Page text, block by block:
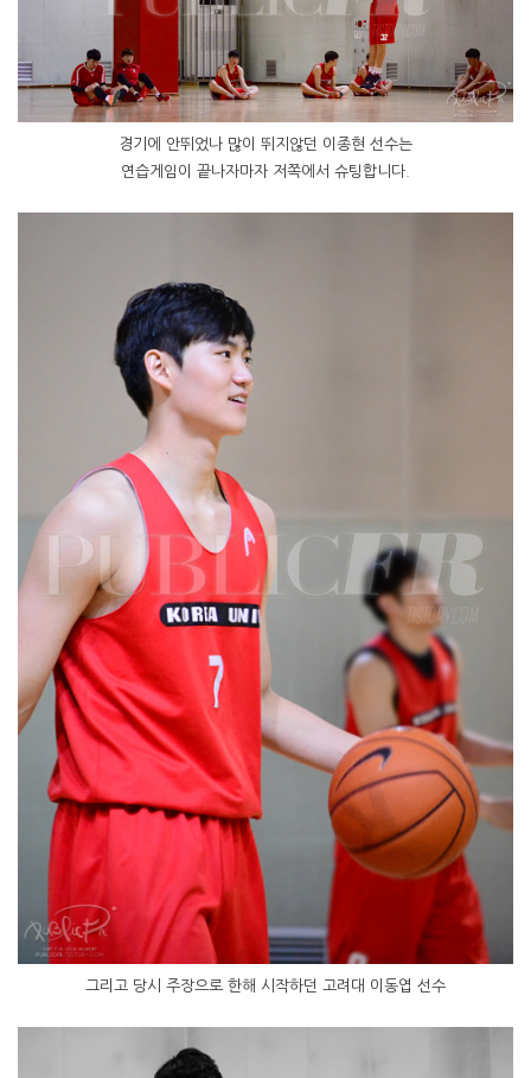
경기에 안뛰었나 많이 뛰지않던 이종현 선수는
연습게임이 끝나자마자 저쪽에서 슈팅합니다.
그리고 당시 주장으로 한해 시작하던 고려대 이동엽 선수